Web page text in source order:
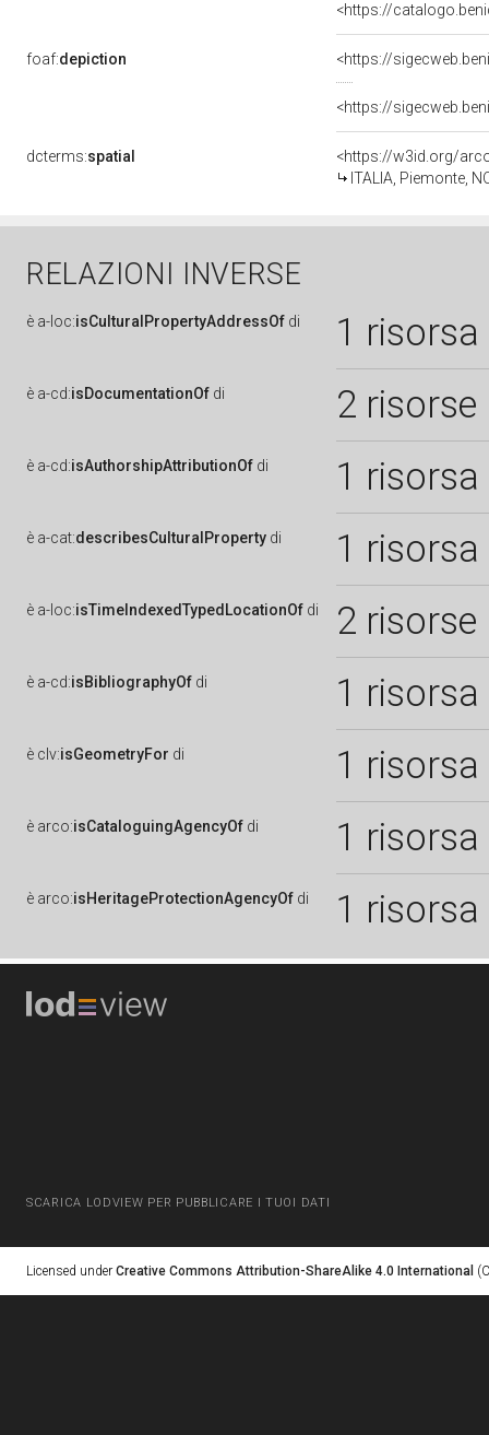
<https://
foaf:depiction <https://
<https://
dcterms:spatial
<https://w3id.org/
ITALIA, Piemonte,
RELAZIONI INVERSE
è a-loc:isCulturalPropertyAddressOf di 1 risorsa
è a-cd:isDocumentationOf di 2 risorse
è a-cd:isAuthorshipAttributionOf di 1 risorsa
è a-cat:describesCulturalProperty di 1 risorsa
è a-loc:isTimeIndexedTypedLocationOf di 2 risorse
è a-cd:isBibliographyOf di 1 risorsa
è clv:isGeometryFor di 1 risorsa
è arco:isCataloguingAgencyOf di 1 risorsa
è arco:isHeritageProtectionAgencyOf di 1 risorsa
SCARICA LODVIEW PER PUBBLICARE I TUOI DATI
Licensed under Creative Commons Attribution-ShareAlike 4.0 International